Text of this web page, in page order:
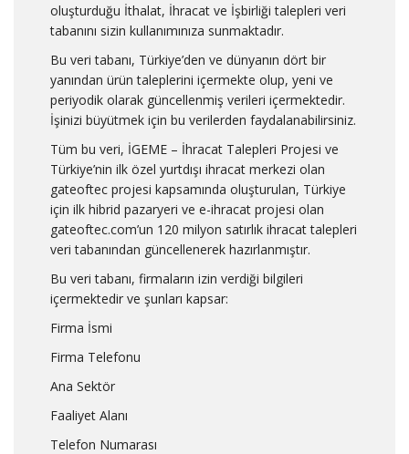
oluşturduğu İthalat, İhracat ve İşbirliği talepleri veri
tabanını sizin kullanımınıza sunmaktadır.
Bu veri tabanı, Türkiye’den ve dünyanın dört bir
yanından ürün taleplerini içermekte olup, yeni ve
periyodik olarak güncellenmiş verileri içermektedir.
İşinizi büyütmek için bu verilerden faydalanabilirsiniz.
Tüm bu veri, İGEME – İhracat Talepleri Projesi ve
Türkiye’nin ilk özel yurtdışı ihracat merkezi olan
gateoftec projesi kapsamında oluşturulan, Türkiye
için ilk hibrid pazaryeri ve e-ihracat projesi olan
gateoftec.com’un 120 milyon satırlık ihracat talepleri
veri tabanından güncellenerek hazırlanmıştır.
Bu veri tabanı, firmaların izin verdiği bilgileri
içermektedir ve şunları kapsar:
Firma İsmi
Firma Telefonu
Ana Sektör
Faaliyet Alanı
Telefon Numarası